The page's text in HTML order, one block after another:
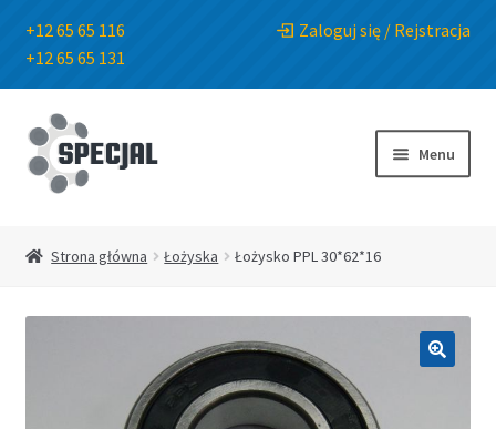
+12 65 65 116
+12 65 65 131
Zaloguj się / Rejstracja
Przejdź
do
nawigacji
Przejdź
do
treści
Menu
Strona główna Łożyska Łożysko PPL 30*62*16